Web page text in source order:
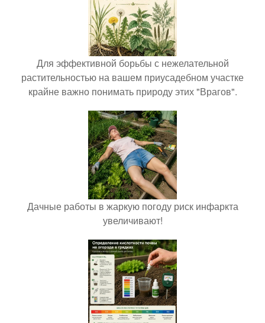
Для эффективной борьбы с нежелательной
растительностью на вашем приусадебном участке
крайне важно понимать природу этих "Врагов".
Дачные работы в жаркую погоду риск инфаркта
увеличивают!